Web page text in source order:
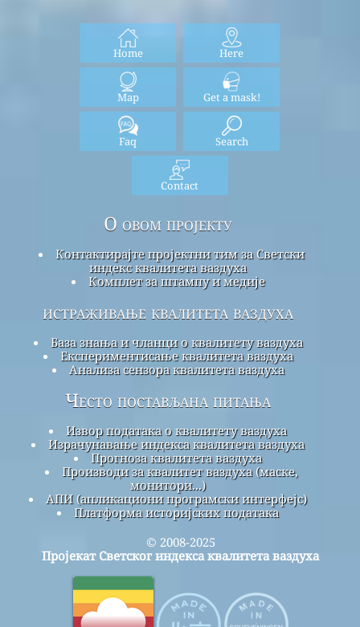
Home Here
Map Get a mask!
Faq Search
Contact
О овом пројекту
Контактирајте пројектни тим за Светски
индекс квалитета ваздуха
Комплет за штампу и медије
истраживање квалитета ваздуха
База знања и чланци о квалитету ваздуха
Експериментисање квалитета ваздуха
Анализа сензора квалитета ваздуха
Често постављана питања
Извор података о квалитету ваздуха
Израчунавање индекса квалитета ваздуха
Прогноза квалитета ваздуха
Производи за квалитет ваздуха (маске,
монитори...)
АПИ (апликациони програмски интерфејс)
Платформа историјских података
© 2008-2025
Пројекат Светског индекса квалитета ваздуха